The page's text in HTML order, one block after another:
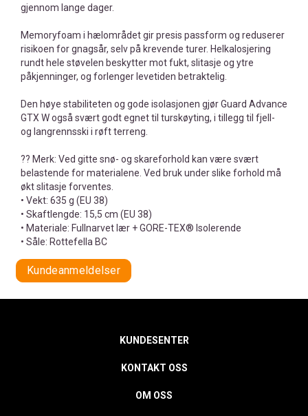
gjennom lange dager.
Memoryfoam i hælområdet gir presis passform og reduserer
risikoen for gnagsår, selv på krevende turer. Helkalosjering
rundt hele støvelen beskytter mot fukt, slitasje og ytre
påkjenninger, og forlenger levetiden betraktelig.
Den høye stabiliteten og gode isolasjonen gjør Guard Advance
GTX W også svært godt egnet til turskøyting, i tillegg til fjell-
og langrennsski i røft terreng.
?? Merk: Ved gitte snø- og skareforhold kan være svært
belastende for materialene. Ved bruk under slike forhold må
økt slitasje forventes.
• Vekt: 635 g (EU 38)
• Skaftlengde: 15,5 cm (EU 38)
• Materiale: Fullnarvet lær + GORE-TEX® Isolerende
• Såle: Rottefella BC
Kundeanmeldelser
KUNDESENTER
KONTAKT OSS
OM OSS